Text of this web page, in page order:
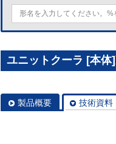
ユニットクーラ [本
製品概要 技術資料